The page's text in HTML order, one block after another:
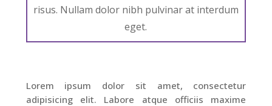
risus. Nullam dolor nibh pulvinar at interdum
eget.
Lorem ipsum dolor sit amet, consectetur
adipisicing elit. Labore atque officiis maxime